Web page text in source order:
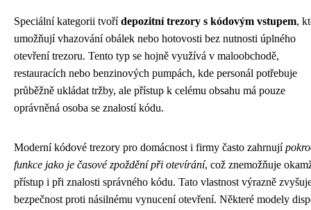
Speciální kategorii tvořídepozitní trezory s kódovým vstupem,
umožňují vhazování obálek nebo hotovosti bez nutnosti úplného
otevření trezoru. Tento typ se hojně využívá v maloobchodě,
restauracích nebo benzinových pumpách, kde personál potřebuje
průběžně ukládat tržby, ale přístup k celému obsahu má pouze
oprávněná osoba se znalostí kódu.
Moderní kódové trezory pro domácnost i firmy často zahrnují
funkce jako je časové zpoždění při otevírání, což znemožňuje
přístup i při znalosti správného kódu. Tato vlastnost výrazně
bezpečnost proti násilnému vynucení otevření. Některé modely